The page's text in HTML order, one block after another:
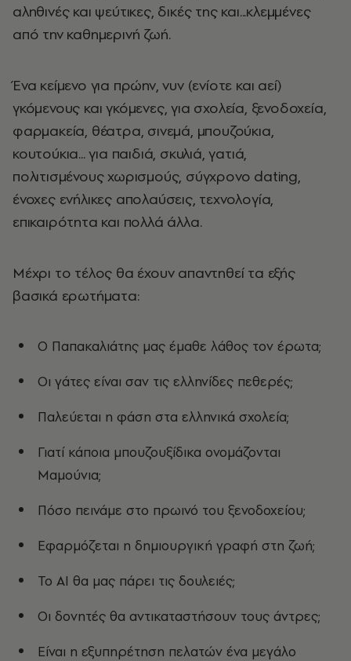
αληθινές και ψεύτικες, δικές της και...κλεμμένες
από την καθημερινή ζωή.
Ένα κείμενο για πρώην, νυν (ενίοτε και αεί)
γκόμενους και γκόμενες, για σχολεία, ξενοδοχεία,
φαρμακεία, θέατρα, σινεμά, μπουζούκια,
κουτούκια... για παιδιά, σκυλιά, γατιά,
πολιτισμένους χωρισμούς, σύγχρονο dating,
ένοχες ενήλικες απολαύσεις, τεχνολογία,
επικαιρότητα και πολλά άλλα.
Μέχρι το τέλος θα έχουν απαντηθεί τα εξής
βασικά ερωτήματα:
Ο Παπακαλιάτης μας έμαθε λάθος τον έρωτα;
Οι γάτες είναι σαν τις ελληνίδες πεθερές;
Παλεύεται η φάση στα ελληνικά σχολεία;
Γιατί κάποια μπουζουξίδικα ονομάζονται
Μαμούνια;
Πόσο πεινάμε στο πρωινό του ξενοδοχείου;
Εφαρμόζεται η δημιουργική γραφή στη ζωή;
Το AI θα μας πάρει τις δουλειές;
Οι δονητές θα αντικαταστήσουν τους άντρες;
Είναι η εξυπηρέτηση πελατών ένα μεγάλο